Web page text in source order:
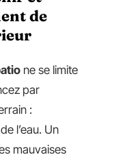
de
ne se limite
par
:
l’eau. Un
mauvaises